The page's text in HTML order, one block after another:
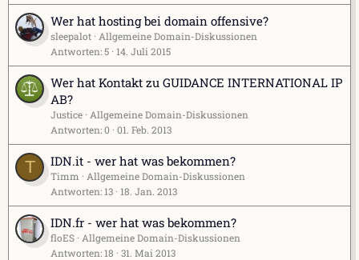
Wer hat hosting bei domain offensive?
sleepalot
Allgemeine Domain-Diskussionen
Antworten 5 14. Juli 2015
Wer hat Kontakt zu GUIDANCE INTERNATIONAL IP
AB?
Justice
Allgemeine Domain-Diskussionen
Antworten 0 01. Feb. 2013
T IDN.it - wer hat was bekommen?
Timm
Allgemeine Domain-Diskussionen
Antworten 13 18. Jan. 2013
IDN.fr - wer hat was bekommen?
floES
Allgemeine Domain-Diskussionen
Antworten 18 31. Mai 2013